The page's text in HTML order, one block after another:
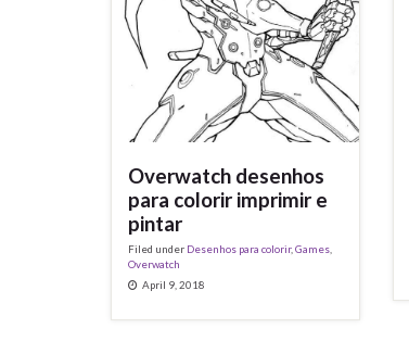
Overwatch desenhos
para colorir imprimir e
pintar
Filed under Desenhos para colorir, Games
Overwatch
April 9, 2018